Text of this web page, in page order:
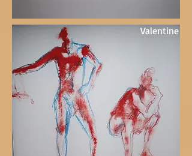
Valentine